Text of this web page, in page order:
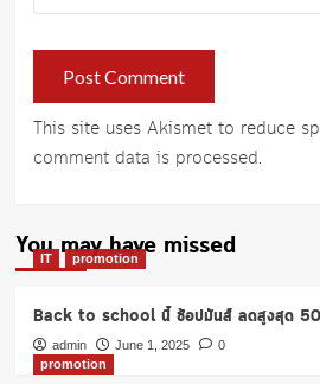
This site uses Akismet to reduce
comment data is processed.
You may have missed
IT promotion
Back to school นี้ ช้อปมันส์ ลดสูงสุด
admin June 1, 2025
0
promotion